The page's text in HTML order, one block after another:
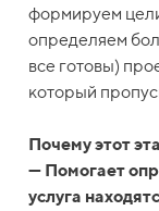
формируем
определяем
все готовы)
который
Почему этот
— Помогает
услуга